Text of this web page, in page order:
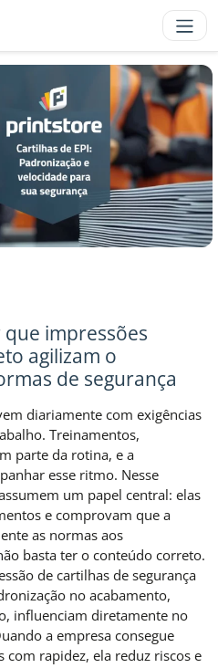
que impressões
agilizam o
de segurança
diariamente com exigências
Treinamentos,
parte da rotina, e a
esse ritmo. Nesse
um papel central: elas
e comprovam que a
as normas aos
basta ter o conteúdo correto.
de cartilhas de segurança
no acabamento,
influenciam diretamente no
a empresa consegue
rapidez, ela reduz riscos e